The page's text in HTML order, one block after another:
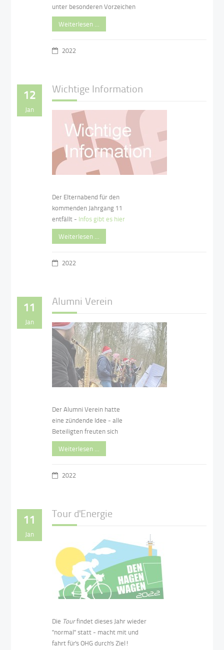
unter besonderen Vorzeichen
Weiterlesen …
2022
12
Jan
Wichtige Information
Der Elternabend für den
kommenden Jahrgang 11
entfällt - Infos gibt es hier
Weiterlesen …
2022
11
Jan
Alumni Verein
Der Alumni Verein hatte
eine zündende Idee - alle
Beteiligten freuten sich
Weiterlesen …
2022
11
Jan
Tour d'Energie
Die Tourfindet dieses Jahr wieder
"normal" statt - macht mit und
fahrt für's OHG durch's Ziel!